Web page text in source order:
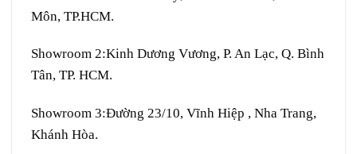
Môn, TP.HCM.
Showroom 2:Kinh Dương Vương, P. An Lạc, Q. Bình
Tân, TP. HCM.
Showroom 3:Đường 23/10, Vĩnh Hiệp , Nha Trang,
Khánh Hòa.